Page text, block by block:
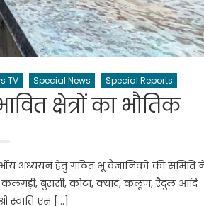
TV Special News Special Reports
क्षेत्रों का भौतिक
अध्ययन हेतु गठित भू वैज्ञानिकों की समिति
बुरांसी, कोटा, क्यार्द, कलूण, रैदुल आदि
स्वाति एस […]